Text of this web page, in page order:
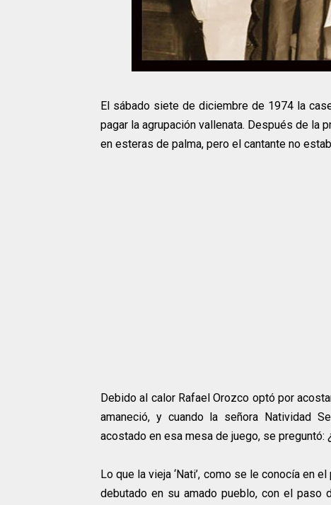
El sábado siete de diciembre de 1974 la
pagar la agrupación vallenata. Después de la
en esteras de palma, pero el cantante no
Debido al calor Rafael Orozco optó por
amaneció, y cuando la señora Natividad
acostado en esa mesa de juego, se preguntó:
Lo que la vieja ‘Nati’, como se le conocía en
debutado en su amado pueblo, con el